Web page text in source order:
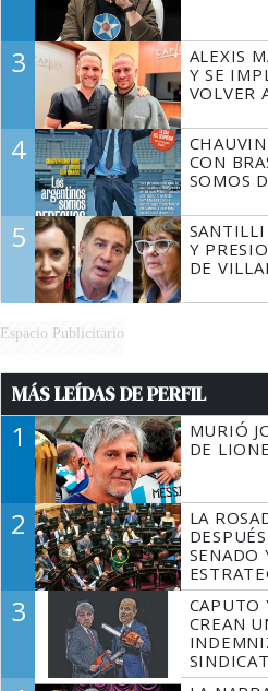
3
ALEXIS
Y SE
VOLVER
4
CON
SOMOS
5
Y
DE
Espacio Publicitario
MÁS LEÍDAS DE PERFIL
1
MURIÓ
DE
2
LA
SENADO
3
CAPUTO
CREAN